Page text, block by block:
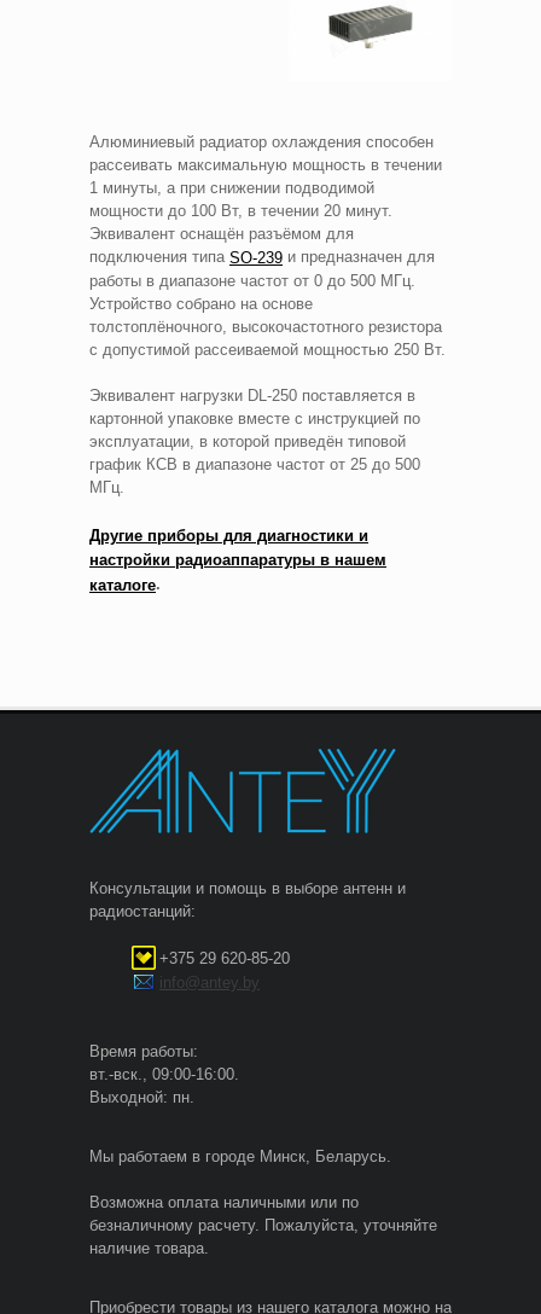
Алюминиевый радиатор охлаждения способен
рассеивать максимальную мощность в течении
1 минуты, а при снижении подводимой
мощности до 100 Вт, в течении 20 минут.
Эквивалент оснащён разъёмом для
подключения типа SO-239 и предназначен для
работы в диапазоне частот от 0 до 500 МГц.
Устройство собрано на основе
толстоплёночного, высокочастотного резистора
с допустимой рассеиваемой мощностью 250 Вт.
Эквивалент нагрузки DL-250 поставляется в
картонной упаковке вместе с инструкцией по
эксплуатации, в которой приведён типовой
график КСВ в диапазоне частот от 25 до 500
МГц.
Другие приборы для диагностики и
настройки радиоаппаратуры в нашем
каталоге.
Консультации и помощь в выборе антенн и
радиостанций:
+375 29 620-85-20
info@antey.by
Время работы:
вт.-вск., 09:00-16:00.
Выходной: пн.
Мы работаем в городе Минск, Беларусь.
Возможна оплата наличными или по
безналичному расчету. Пожалуйста, уточняйте
наличие товара.
Приобрести товары из нашего каталога можно на